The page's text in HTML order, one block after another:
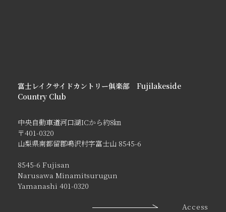
富士レイクサイドカントリー俱楽部 Fujilakeside
Country Club
中央自動車道河口湖ICから約8㎞
〒401-0320
山梨県南都留郡鳴沢村字富士山 8545-6
8545-6 Fujisan
Narusawa Minamitsurugun
Yamanashi 401-0320
Access